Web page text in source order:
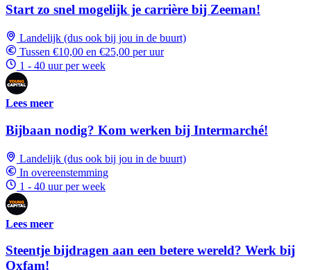
Start zo snel mogelijk je carrière bij Zeeman!
Landelijk (dus ook bij jou in de buurt)
Tussen €10,00 en €25,00 per uur
1 - 40 uur per week
Lees meer
Bijbaan nodig? Kom werken bij Intermarché!
Landelijk (dus ook bij jou in de buurt)
In overeenstemming
1 - 40 uur per week
Lees meer
Steentje bijdragen aan een betere wereld? Werk bij
Oxfam!